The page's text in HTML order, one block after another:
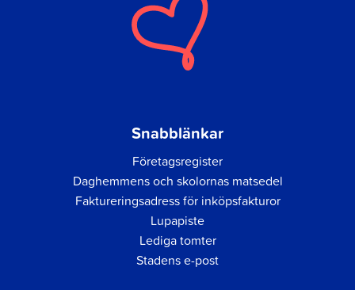
Snabblänkar
Företagsregister
Daghemmens och skolornas matsedel
Faktureringsadress för inköpsfakturor
Lupapiste
Lediga tomter
Stadens e-post